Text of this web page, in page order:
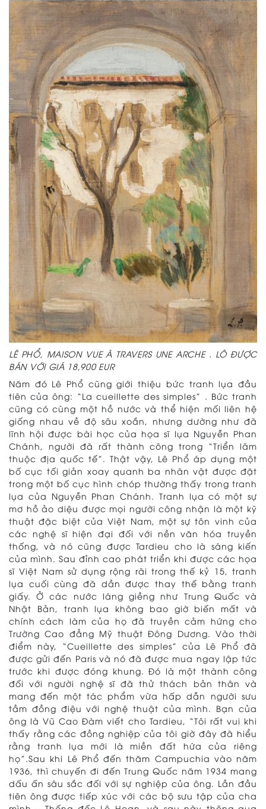
LÊ PHỔ, MAISON VUE À TRAVERS UNE ARCHE . LÔ ĐƯỢC
BÁN VỚI GIÁ 18,900 EUR
Năm đó Lê Phổ cũng giới thiệu bức tranh lụa đầu
tiên của ông: “La cueillette des simples” . Bức tranh
cũng có cùng một hồ nước và thể hiện mối liên hệ
giống nhau về độ sâu xoắn, nhưng dường như đã
lĩnh hội được bài học của họa sĩ lụa Nguyễn Phan
Chánh, người đã rất thành công trong “Triển lãm
thuộc địa quốc tế”. Thật vậy, Lê Phổ áp dụng một
bố cục tối giản xoay quanh ba nhân vật được đặt
trong một bố cục hình chóp thường thấy trong tranh
lụa của Nguyễn Phan Chánh. Tranh lụa có một sự
mơ hồ ảo diệu được mọi người công nhận là một kỹ
thuật đặc biệt của Việt Nam, một sự tôn vinh của
các nghệ sĩ hiện đại đối với nền văn hóa truyền
thống, và nó cũng được Tardieu cho là sáng kiến
của mình. Sau đỉnh cao phát triển khi được các họa
sĩ Việt Nam sử dụng rộng rãi trong thế kỷ 15, tranh
lụa cuối cùng đã dần được thay thế bằng tranh
giấy. Ở các nước láng giềng như Trung Quốc và
Nhật Bản, tranh lụa không bao giờ biến mất và
chính cách làm của họ đã truyền cảm hứng cho
Trường Cao đẳng Mỹ thuật Đông Dương. Vào thời
điểm này, “Cueillette des simples” của Lê Phổ đã
được gửi đến Paris và nó đã được mua ngay lập tức
trước khi được đóng khung. Đó là một thành công
đối với người nghệ sĩ đã thử thách bản thân và
mang đến một tác phẩm vừa hấp dẫn người sưu
tầm đồng điệu với nghệ thuật của mình. Bạn của
ông là Vũ Cao Đàm viết cho Tardieu, “Tôi rất vui khi
thấy rằng các đồng nghiệp của tôi giờ đây đã hiểu
rằng tranh lụa mới là miền đất hứa của riêng
họ”.Sau khi Lê Phổ đến thăm Campuchia vào năm
1936, thì chuyến đi đến Trung Quốc năm 1934 mang
dấu ấn sâu sắc đối với sự nghiệp của ông. Lần đầu
tiên ông được tiếp xúc với các bộ sưu tập của cha